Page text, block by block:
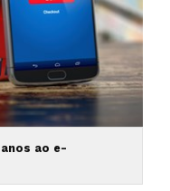
ao e-